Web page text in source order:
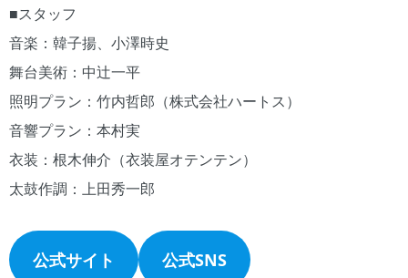
■スタッフ
音楽：韓子揚、小澤時史
舞台美術：中辻一平
照明プラン：竹内哲郎（株式会社ハートス）
音響プラン：本村実
衣装：根木伸介（衣装屋オテンテン）
太鼓作調：上田秀一郎
公式サイト 公式SNS